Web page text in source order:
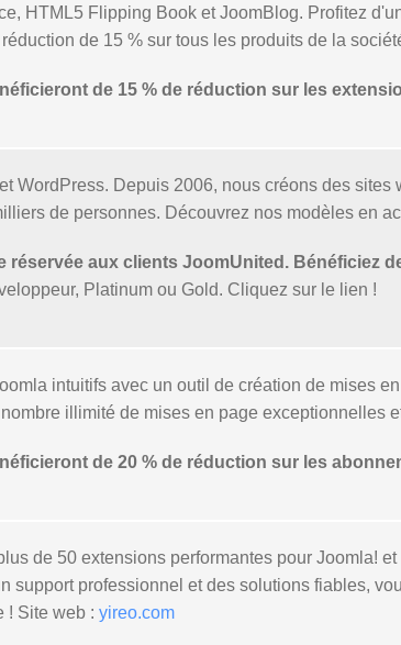
HTML5 Flipping Book et JoomBlog. Profitez
de 15 % sur tous les produits de la
de 15 % de réduction sur les
WordPress. Depuis 2006, nous créons des
de personnes. Découvrez nos modèles en
réservée aux clients JoomUnited. Bénéficiez
Platinum ou Gold. Cliquez sur le lien !
intuitifs avec un outil de création de mises
illimité de mises en page exceptionnelles
de 20 % de réduction sur les
de 50 extensions performantes pour Joomla!
support professionnel et des solutions fiables,
! Site web : yireo.com